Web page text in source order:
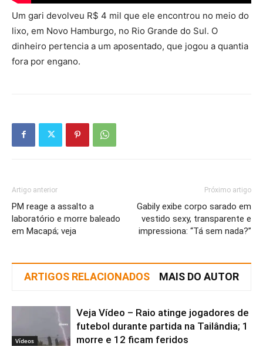
Um gari devolveu R$ 4 mil que ele encontrou no meio do
lixo, em Novo Hamburgo, no Rio Grande do Sul. O
dinheiro pertencia a um aposentado, que jogou a quantia
fora por engano.
Artigo anterior
PM reage a assalto a
laboratório e morre baleado
em Macapá; veja
Próximo artigo
Gabily exibe corpo sarado em
vestido sexy, transparente e
impressiona: “Tá sem nada?”
ARTIGOS RELACIONADOS MAIS DO AUTOR
Vídeos
Veja Vídeo – Raio atinge jogadores de
futebol durante partida na Tailândia; 1
morre e 12 ficam feridos